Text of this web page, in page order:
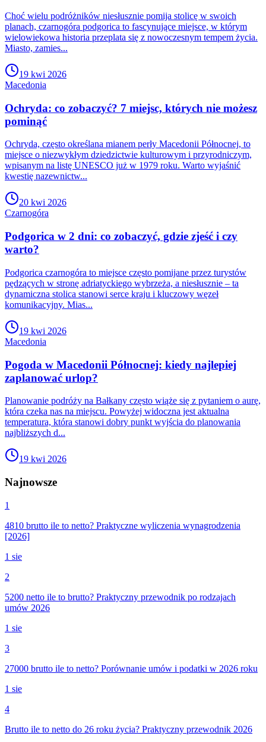
Choć wielu podróżników niesłusznie pomija stolicę w swoich
planach, czarnogóra podgorica to fascynujące miejsce, w którym
wielowiekowa historia przeplata się z nowoczesnym tempem życia.
Miasto, zamies...
19 kwi 2026
Macedonia
Ochryda: co zobaczyć? 7 miejsc, których nie możesz
pominąć
Ochryda, często określana mianem perły Macedonii Północnej, to
miejsce o niezwykłym dziedzictwie kulturowym i przyrodniczym,
wpisanym na listę UNESCO już w 1979 roku. Warto wyjaśnić
kwestię nazewnictw...
20 kwi 2026
Czarnogóra
Podgorica w 2 dni: co zobaczyć, gdzie zjeść i czy
warto?
Podgorica czarnogóra to miejsce często pomijane przez turystów
pędzących w stronę adriatyckiego wybrzeża, a niesłusznie – ta
dynamiczna stolica stanowi serce kraju i kluczowy węzeł
komunikacyjny. Mias...
19 kwi 2026
Macedonia
Pogoda w Macedonii Północnej: kiedy najlepiej
zaplanować urlop?
Planowanie podróży na Bałkany często wiąże się z pytaniem o aurę,
która czeka nas na miejscu. Powyżej widoczna jest aktualna
temperatura, która stanowi dobry punkt wyjścia do planowania
najbliższych d...
19 kwi 2026
Najnowsze
1
4810 brutto ile to netto? Praktyczne wyliczenia wynagrodzenia
[2026]
1 sie
2
5200 netto ile to brutto? Praktyczny przewodnik po rodzajach
umów 2026
1 sie
3
27000 brutto ile to netto? Porównanie umów i podatki w 2026 roku
1 sie
4
Brutto ile to netto do 26 roku życia? Praktyczny przewodnik 2026